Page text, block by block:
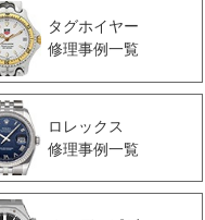
タグホイヤー
修理事例一覧
ロレックス
修理事例一覧